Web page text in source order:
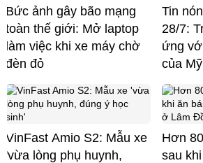
Bức ảnh gây bão mạng
toàn thế giới: Mở laptop
làm việc khi xe máy chờ
đèn đỏ
Tin
28/7:
ứng
của Mỹ
VinFast Amio S2: Mẫu xe
'vừa lòng phụ huynh,
Hơn
sau